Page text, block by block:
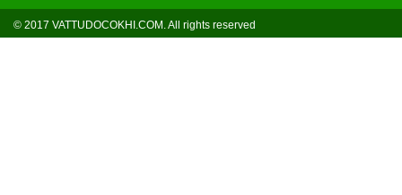
© 2017 VATTUDOCOKHI.COM. All rights reserved